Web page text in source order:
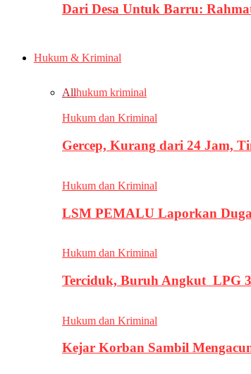
Dari Desa Untuk Barru:
Hukum & Kriminal
Allhukum kriminal
Hukum dan Kriminal
Gercep, Kurang dari 24 Jam,
Hukum dan Kriminal
LSM PEMALU Laporkan
Hukum dan Kriminal
Terciduk, Buruh Angkut LPG
Hukum dan Kriminal
Kejar Korban Sambil